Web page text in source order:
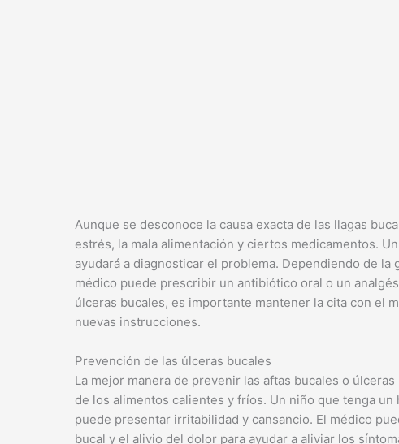
Aunque se desconoce la causa exacta de las llagas
estrés, la mala alimentación y ciertos medicamentos.
ayudará a diagnosticar el problema. Dependiendo de la
médico puede prescribir un antibiótico oral o un
úlceras bucales, es importante mantener la cita con el
nuevas instrucciones.
Prevención de las úlceras bucales
La mejor manera de prevenir las aftas bucales o
de los alimentos calientes y fríos. Un niño que tenga
puede presentar irritabilidad y cansancio. El médico
bucal y el alivio del dolor para ayudar a aliviar los